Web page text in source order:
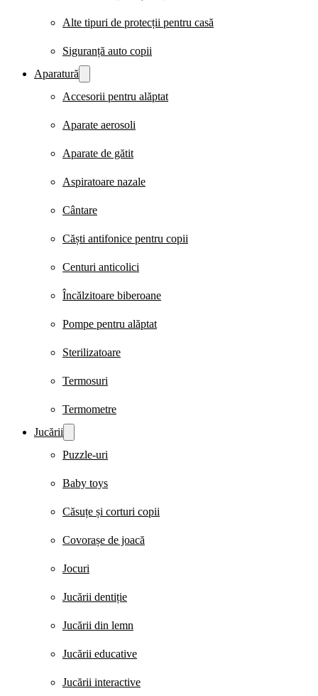
Alte tipuri de protecții pentru casă
Siguranță auto copii
Aparatură
Accesorii pentru alăptat
Aparate aerosoli
Aparate de gătit
Aspiratoare nazale
Cântare
Căști antifonice pentru copii
Centuri anticolici
Încălzitoare biberoane
Pompe pentru alăptat
Sterilizatoare
Termosuri
Termometre
Jucării
Puzzle-uri
Baby toys
Căsuțe și corturi copii
Covorașe de joacă
Jocuri
Jucării dentiție
Jucării din lemn
Jucării educative
Jucării interactive